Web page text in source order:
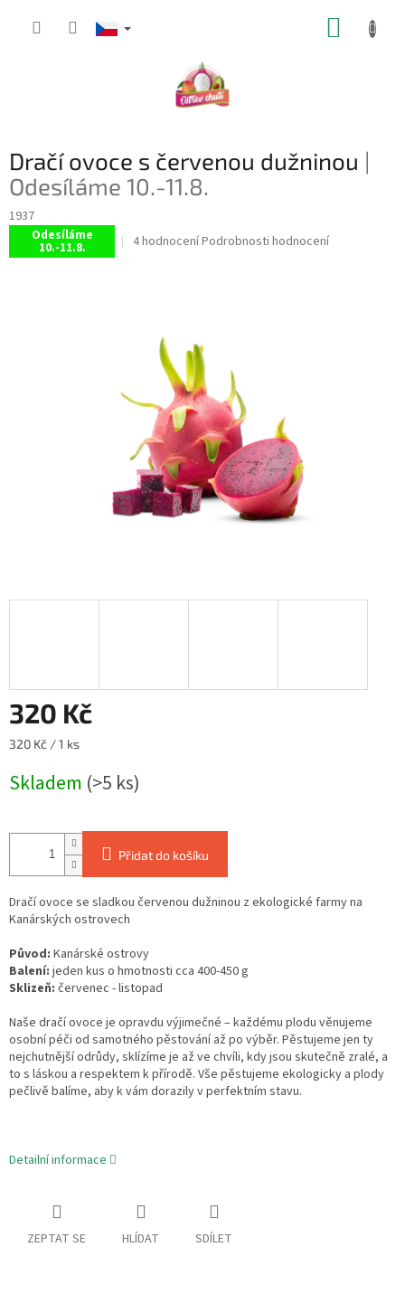
Dračí ovoce s červenou dužninou |
Odesíláme 10.-11.8.
1937
Odesíláme
10.-11.8.
Průměrné
hvězdiček.
4 hodnoceníPodrobnosti hodnocení
320 Kč
Měrná
320 Kč / 1 ks
Skladem (>5 ks)
Přidat do košíku
Dračí ovoce se sladkou červenou dužninou z ekologické farmy na
Kanárských ostrovech
Původ: Kanárské ostrovy
Balení: jeden kus o hmotnosti cca 400-450 g
Sklizeň: červenec - listopad
Naše dračí ovoce je opravdu výjimečné – každému plodu věnujeme
osobní péči od samotného pěstování až po výběr. Pěstujeme jen ty
nejchutnější odrůdy, sklízíme je až ve chvíli, kdy jsou skutečně zralé, a
to s láskou a respektem k přírodě. Vše pěstujeme ekologicky a plody
pečlivě balíme, aby k vám dorazily v perfektním stavu.
Detailní informace
ZEPTAT SE HLÍDAT SDÍLET